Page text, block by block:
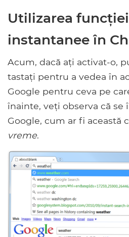
Utilizarea
instantanee în
Acum, dacă ați activat-o,
tastați pentru a vedea în
Google pentru ceva pe
înainte, veți observa că se
Google, cum ar fi această
vreme.